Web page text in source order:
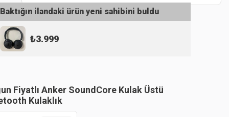
Baktığın ilandaki ürün yeni sahibini buldu
₺3.999
Fiyatlı Anker SoundCore Kulak Üstü
Kulaklık